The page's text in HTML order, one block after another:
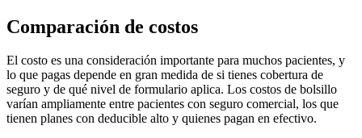
Comparación de costos
El costo es una consideración importante para muchos pacientes, y
lo que pagas depende en gran medida de si tienes cobertura de
seguro y de qué nivel de formulario aplica. Los costos de bolsillo
varían ampliamente entre pacientes con seguro comercial, los que
tienen planes con deducible alto y quienes pagan en efectivo.